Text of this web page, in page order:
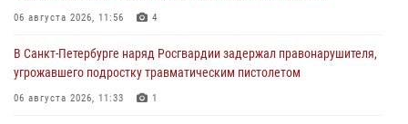
06 августа 2026, 11:56 4
В Санкт-Петербурге наряд Росгвардии задержал правонарушителя,
угрожавшего подростку травматическим пистолетом
06 августа 2026, 11:33 1